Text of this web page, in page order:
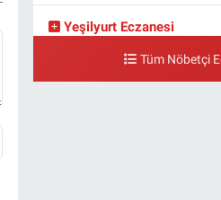
Yeşilyurt Eczanesi
Tüm Nöbetçi